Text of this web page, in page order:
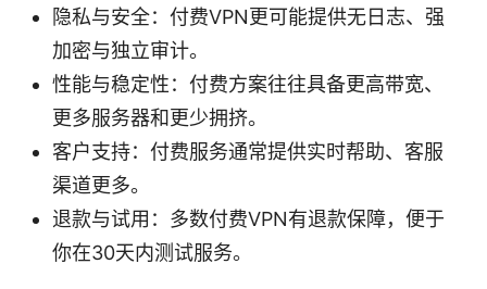
隐私与安全：付费VPN更可能提供无日志、强
加密与独立审计。
性能与稳定性：付费方案往往具备更高带宽、
更多服务器和更少拥挤。
客户支持：付费服务通常提供实时帮助、客服
渠道更多。
退款与试用：多数付费VPN有退款保障，便于
你在30天内测试服务。